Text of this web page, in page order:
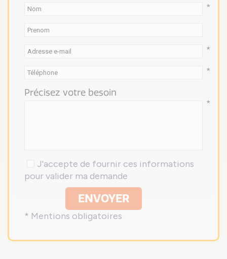
*
*
*
Précisez votre besoin
*
J'accepte de fournir ces informations
pour valider ma demande
ENVOYER
* Mentions obligatoires